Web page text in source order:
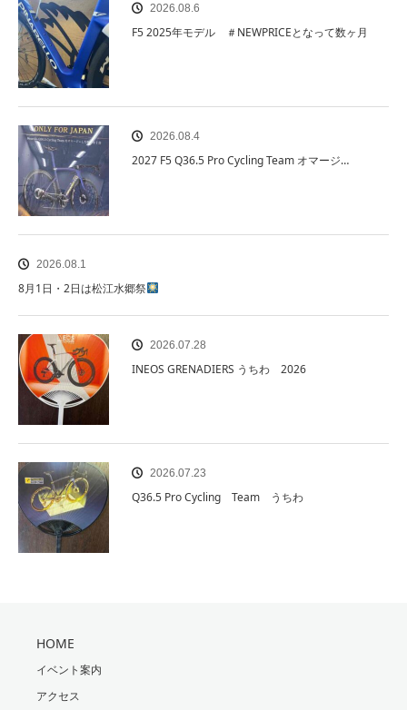
2026.08.6
F5 2025年モデル ＃NEWPRICEとなって数ヶ月
2026.08.4
2027 F5 Q36.5 Pro Cycling Team オマージ…
2026.08.1
8月1日・2日は松江水郷祭
2026.07.28
INEOS GRENADIERS うちわ 2026
2026.07.23
Q36.5 Pro Cycling Team うちわ
HOME
イベント案内
アクセス